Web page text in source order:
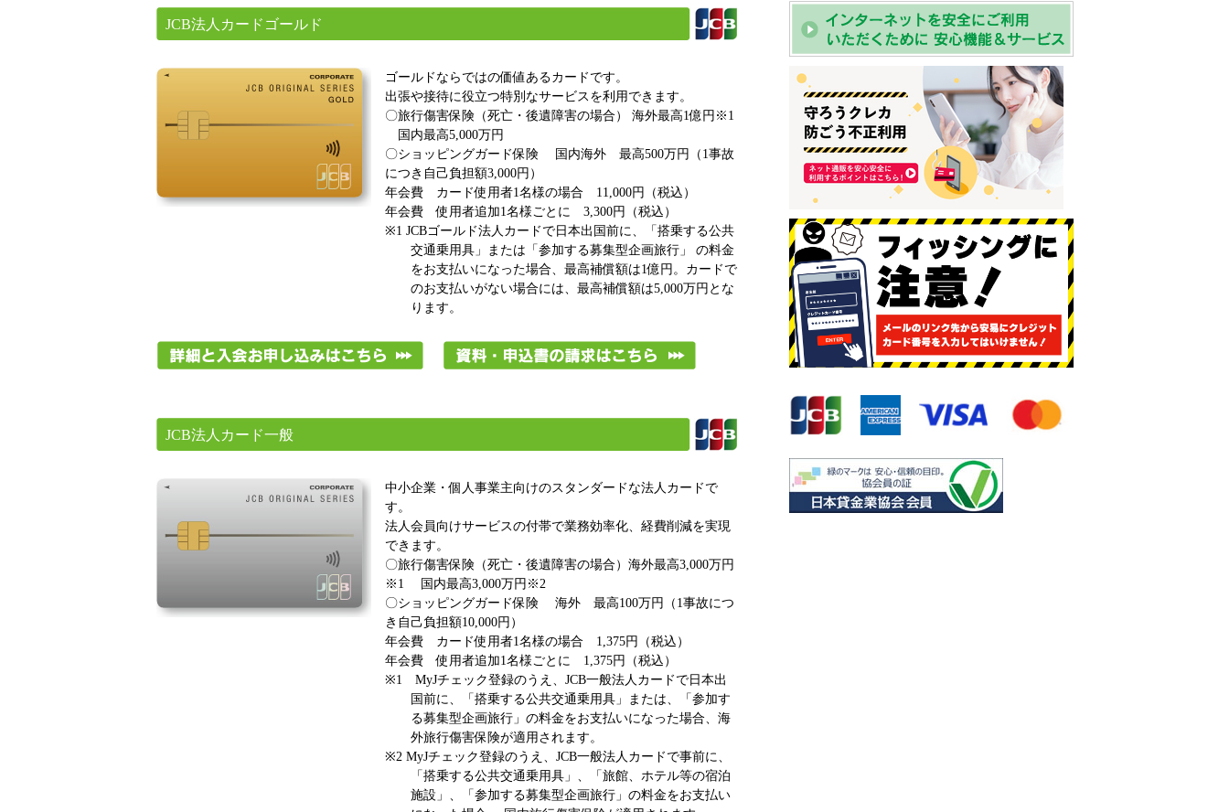
JCB法人カードゴールド
ゴールドならではの価値あるカードです。
出張や接待に役立つ特別なサービスを利用できます。
〇旅行傷害保険（死亡・後遺障害の場合） 海外最高1億円※1
国内最高5,000万円
〇ショッピングガード保険 国内海外 最高500万円（1事故
につき自己負担額3,000円）
年会費 カード使用者1名様の場合 11,000円（税込）
年会費 使用者追加1名様ごとに 3,300円（税込）
※1 JCBゴールド法人カードで日本出国前に、「搭乗する公共
交通乗用具」または「参加する募集型企画旅行」 の料金
をお支払いになった場合、最高補償額は1億円。カードで
のお支払いがない場合には、最高補償額は5,000万円とな
ります。
JCB法人カード一般
中小企業・個人事業主向けのスタンダードな法人カードで
す。
法人会員向けサービスの付帯で業務効率化、経費削減を実現
できます。
〇旅行傷害保険（死亡・後遺障害の場合）海外最高3,000万円
※1 国内最高3,000万円※2
〇ショッピングガード保険 海外 最高100万円（1事故につ
き自己負担額10,000円）
年会費 カード使用者1名様の場合 1,375円（税込）
年会費 使用者追加1名様ごとに 1,375円（税込）
※1 MyJチェック登録のうえ、JCB一般法人カードで日本出
国前に、「搭乗する公共交通乗用具」または、「参加す
る募集型企画旅行」の料金をお支払いになった場合、海
外旅行傷害保険が適用されます。
※2 MyJチェック登録のうえ、JCB一般法人カードで事前に、
「搭乗する公共交通乗用具」、「旅館、ホテル等の宿泊
施設」、「参加する募集型企画旅行」の料金をお支払い